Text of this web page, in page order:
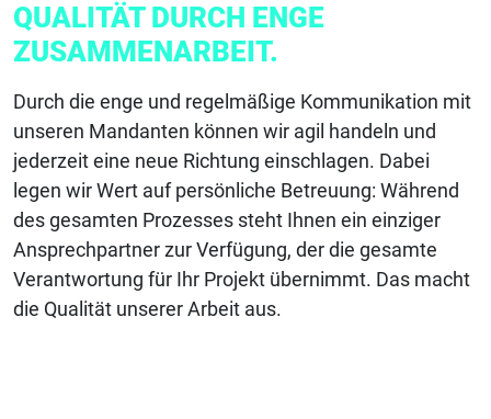
QUALITÄT DURCH ENGE
ZUSAMMENARBEIT.
Durch die enge und regelmäßige Kommunikation mit
unseren Mandanten können wir agil handeln und
jederzeit eine neue Richtung einschlagen. Dabei
legen wir Wert auf persönliche Betreuung: Während
des gesamten Prozesses steht Ihnen ein einziger
Ansprechpartner zur Verfügung, der die gesamte
Verantwortung für Ihr Projekt übernimmt. Das macht
die Qualität unserer Arbeit aus.